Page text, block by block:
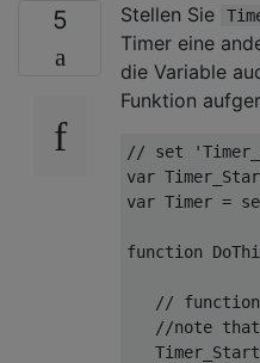
5 Stellen Sie
Timer eine
die Variable
Funktion
// set
var
var Timer =
function
// function
//note